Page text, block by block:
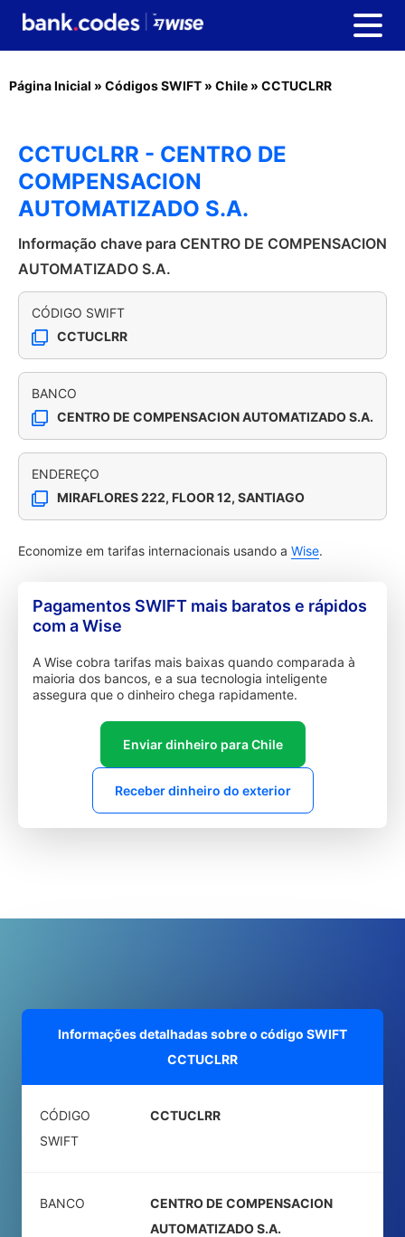
Página Inicial » Códigos SWIFT » Chile » CCTUCLRR
CCTUCLRR - CENTRO DE
COMPENSACION
AUTOMATIZADO S.A.
Informação chave para CENTRO DE COMPENSACION
AUTOMATIZADO S.A.
CÓDIGO SWIFT
CCTUCLRR
BANCO
CENTRO DE COMPENSACION AUTOMATIZADO S.A.
ENDEREÇO
MIRAFLORES 222, FLOOR 12, SANTIAGO
Economize em tarifas internacionais usando a Wise.
Pagamentos SWIFT mais baratos e rápidos
com a Wise
A Wise cobra tarifas mais baixas quando comparada à
maioria dos bancos, e a sua tecnologia inteligente
assegura que o dinheiro chega rapidamente.
Enviar dinheiro para Chile
Receber dinheiro do exterior
Informações detalhadas sobre o código SWIFT
CCTUCLRR
CÓDIGO
SWIFT
CCTUCLRR
BANCO
CENTRO DE COMPENSACION
AUTOMATIZADO S.A.